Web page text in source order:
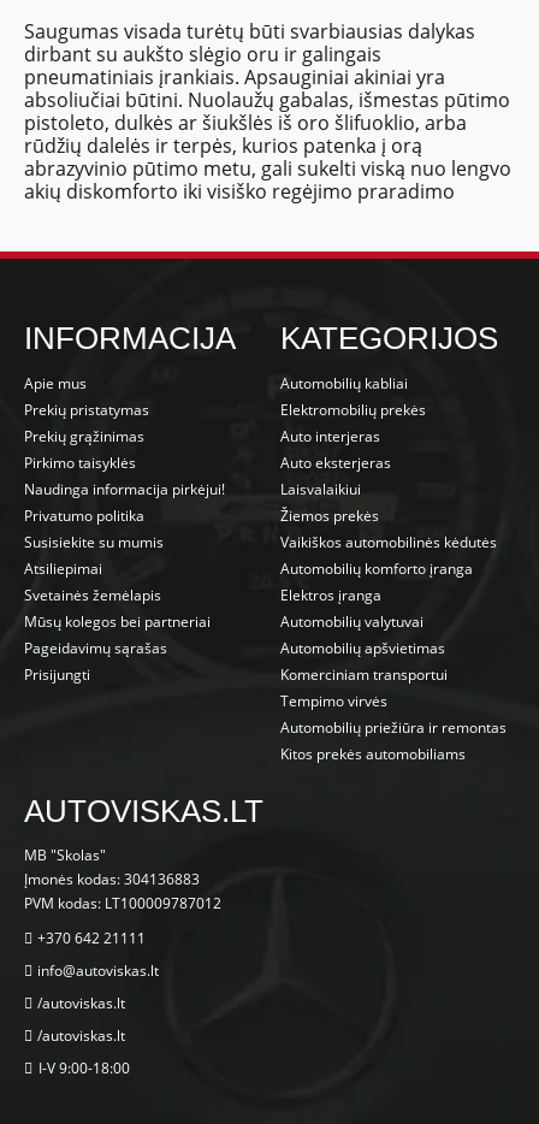
Saugumas visada turėtų būti svarbiausias dalykas
dirbant su aukšto slėgio oru ir galingais
pneumatiniais įrankiais. Apsauginiai akiniai yra
absoliučiai būtini. Nuolaužų gabalas, išmestas pūtimo
pistoleto, dulkės ar šiukšlės iš oro šlifuoklio, arba
rūdžių dalelės ir terpės, kurios patenka į orą
abrazyvinio pūtimo metu, gali sukelti viską nuo lengvo
akių diskomforto iki visiško regėjimo praradimo
INFORMACIJA
Apie mus
Prekių pristatymas
Prekių grąžinimas
Pirkimo taisyklės
Naudinga informacija pirkėjui!
Privatumo politika
Susisiekite su mumis
Atsiliepimai
Svetainės žemėlapis
Mūsų kolegos bei partneriai
Pageidavimų sąrašas
Prisijungti
KATEGORIJOS
Automobilių kabliai
Elektromobilių prekės
Auto interjeras
Auto eksterjeras
Laisvalaikiui
Žiemos prekės
Vaikiškos automobilinės kėdutės
Automobilių komforto įranga
Elektros įranga
Automobilių valytuvai
Automobilių apšvietimas
Komerciniam transportui
Tempimo virvės
Automobilių priežiūra ir remontas
Kitos prekės automobiliams
AUTOVISKAS.LT
MB "Skolas"
Įmonės kodas: 304136883
PVM kodas: LT100009787012
+370 642 21111
info@autoviskas.lt
/autoviskas.lt
/autoviskas.lt
I-V 9:00-18:00